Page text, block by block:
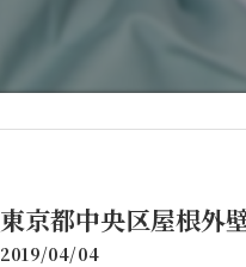
東京都中央区屋根外
2019/04/04